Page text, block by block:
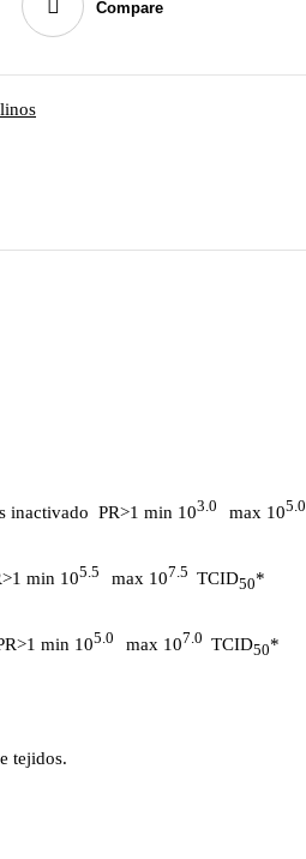
Compare
inactivado PR>1 min 103.0 max 105.0
min 105.5 max 107.5 TCID50*
min 105.0 max 107.0 TCID50*
tejidos.